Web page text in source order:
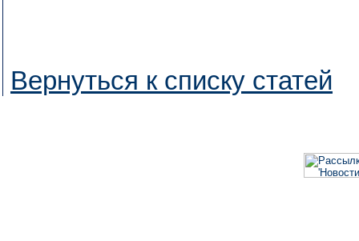
Вернуться к списку статей